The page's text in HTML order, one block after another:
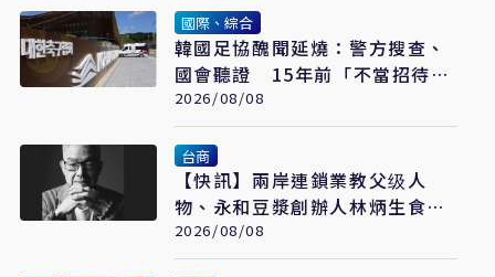
國際、綜合
韓國足協醜聞延燒：警方搜查、
國會聽證 15年前「不當招待」
疑雲重見天日
2026/08/08
台商
【快訊】兩岸連鎖業教父级人
物、永和豆漿創辦人林炳生食道
癌病逝 享年70歲
2026/08/08